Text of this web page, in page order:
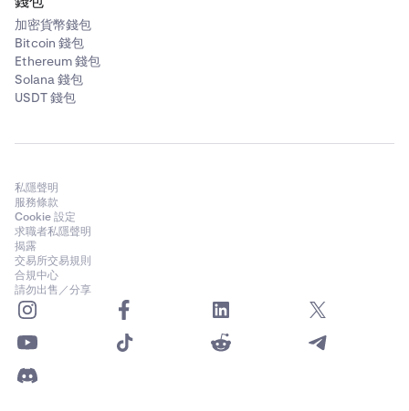
加密貨幣錢包
Bitcoin 錢包
Ethereum 錢包
Solana 錢包
USDT 錢包
私隱聲明
服務條款
Cookie 設定
求職者私隱聲明
揭露
交易所交易規則
合規中心
請勿出售／分享